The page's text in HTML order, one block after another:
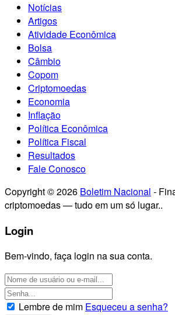
Notícias
Artigos
Atividade Econômica
Bolsa
Câmbio
Copom
Criptomoedas
Economia
Inflação
Política Econômica
Política Fiscal
Resultados
Fale Conosco
Copyright © 2026 Boletim Nacional -
criptomoedas — tudo em um só lugar..
Login
Bem-vindo, faça login na sua conta.
Lembre de mim Esqueceu a senha?